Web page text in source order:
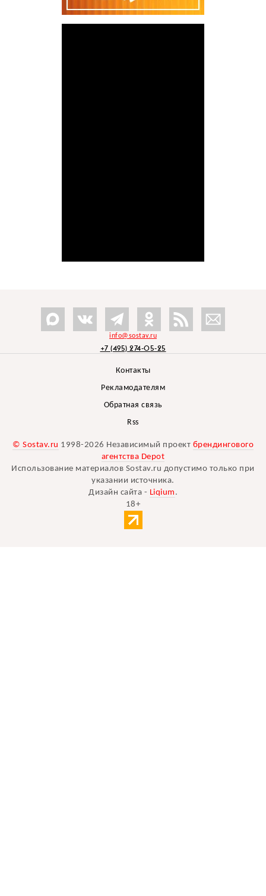
info@sostav.ru
+7 (495) 274-05-25
Контакты
Рекламодателям
Обратная связь
Rss
© Sostav.ru 1998-2026 Независимый проект брендингового
агентства Depot
Использование материалов Sostav.ru допустимо только при
указании источника.
Дизайн сайта - Liqium .
18+